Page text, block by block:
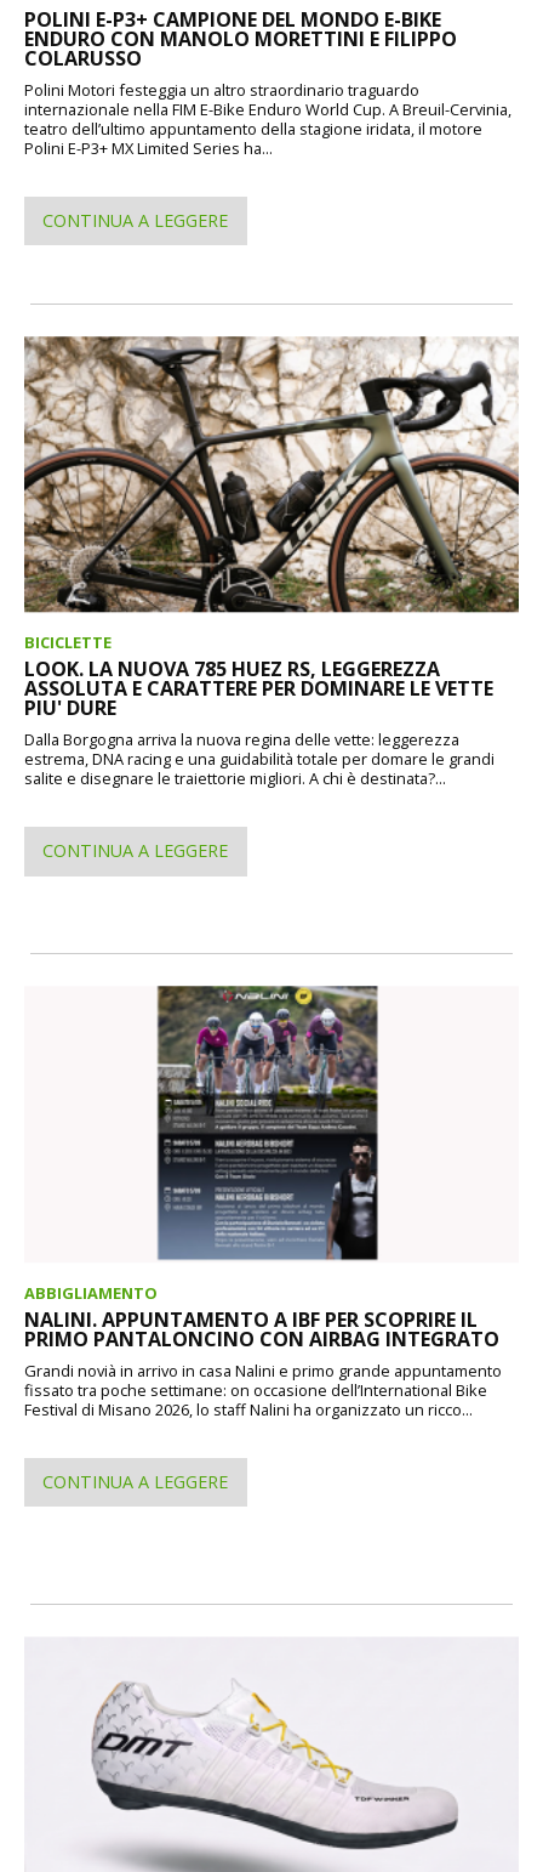
POLINI E-P3+ CAMPIONE DEL MONDO E-BIKE
ENDURO CON MANOLO MORETTINI E FILIPPO
COLARUSSO
Polini Motori festeggia un altro straordinario traguardo
internazionale nella FIM E-Bike Enduro World Cup. A Breuil-Cervinia,
teatro dell’ultimo appuntamento della stagione iridata, il motore
Polini E-P3+ MX Limited Series ha...
CONTINUA A LEGGERE
BICICLETTE
LOOK. LA NUOVA 785 HUEZ RS, LEGGEREZZA
ASSOLUTA E CARATTERE PER DOMINARE LE VETTE
PIU' DURE
Dalla Borgogna arriva la nuova regina delle vette: leggerezza
estrema, DNA racing e una guidabilità totale per domare le grandi
salite e disegnare le traiettorie migliori. A chi è destinata?...
CONTINUA A LEGGERE
ABBIGLIAMENTO
NALINI. APPUNTAMENTO A IBF PER SCOPRIRE IL
PRIMO PANTALONCINO CON AIRBAG INTEGRATO
Grandi novià in arrivo in casa Nalini e primo grande appuntamento
fissato tra poche settimane: on occasione dell’International Bike
Festival di Misano 2026, lo staff Nalini ha organizzato un ricco...
CONTINUA A LEGGERE